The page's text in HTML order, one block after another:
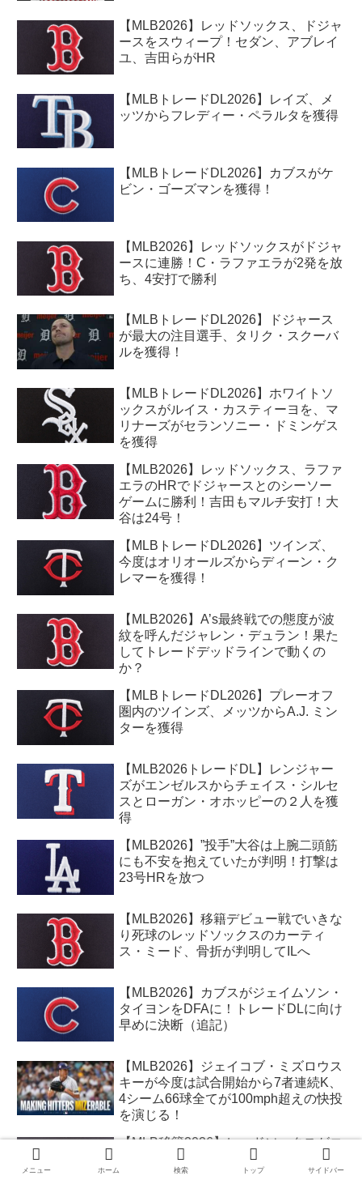
【MLB2026】レッドソックス、ドジャ
ースをスウィープ！セダン、アブレイ
ユ、吉田らがHR
【MLBトレードDL2026】レイズ、メ
ッツからフレディー・ペラルタを獲得
【MLBトレードDL2026】カブスがケ
ビン・ゴーズマンを獲得！
【MLB2026】レッドソックスがドジャ
ースに連勝！C・ラファエラが2発を放
ち、4安打で勝利
【MLBトレードDL2026】ドジャース
が最大の注目選手、タリク・スクーバ
ルを獲得！
【MLBトレードDL2026】ホワイトソ
ックスがルイス・カスティーヨを、マ
リナーズがセランソニー・ドミンゲス
を獲得
【MLB2026】レッドソックス、ラファ
エラのHRでドジャースとのシーソー
ゲームに勝利！吉田もマルチ安打！大
谷は24号！
【MLBトレードDL2026】ツインズ、
今度はオリオールズからディーン・ク
レマーを獲得！
【MLB2026】A’s最終戦での態度が波
紋を呼んだジャレン・デュラン！果た
してトレードデッドラインで動くの
か？
【MLBトレードDL2026】プレーオフ
圏内のツインズ、メッツからA.J. ミン
ターを獲得
【MLB2026トレードDL】レンジャー
ズがエンゼルスからチェイス・シルセ
スとローガン・オホッピーの２人を獲
得
【MLB2026】”投手”大谷は上腕二頭筋
にも不安を抱えていたが判明！打撃は
23号HRを放つ
【MLB2026】移籍デビュー戦でいきな
り死球のレッドソックスのカーティ
ス・ミード、骨折が判明してILへ
【MLB2026】カブスがジェイムソン・
タイヨンをDFAに！トレードDLに向け
早めに決断（追記）
【MLB2026】ジェイコブ・ミズロウス
キーが今度は試合開始から7者連続K、
4シーム66球全てが100mph超えの快投
を演じる！
【MLB移籍2026】レッドソックスがコ
ナリー・アーリーをナッツにトレー
ド！内野手のカーティス・ミードを獲
メニュー ホーム 検索 トップ サイドバー